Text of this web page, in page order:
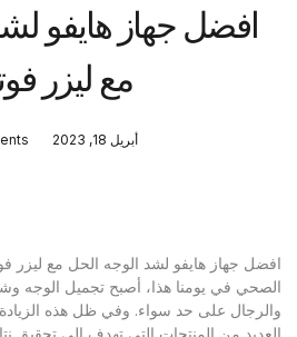
افضل جهاز هايفو
مع ليزر
أبريل 18, 2023
افضل جهاز هايفو لشد الوجه الحل مع ليزر
الصحي في يومنا هذا، أصبح تجميل الوجه وشد
والرجال على حد سواء. وفي ظل هذه